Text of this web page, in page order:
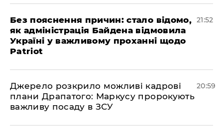
​Без пояснення причин: стало відомо,
як адміністрація Байдена відмовила
Україні у важливому проханні щодо
Patriot
21:52
​Джерело розкрило можливі кадрові
плани Драпатого: Маркусу пророкують
важливу посаду в ЗСУ
20:59